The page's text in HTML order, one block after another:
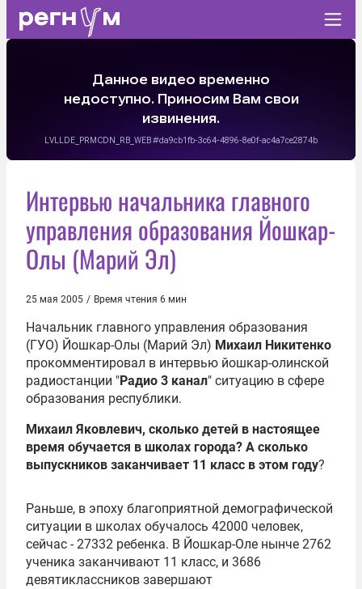
Интервью начальника главного
управления образования Йошкар-
Олы (Марий Эл)
25 мая 2005 / Время чтения 6 мин
Начальник главного управления образования
(ГУО) Йошкар-Олы (Марий Эл) Михаил Никитенко
прокомментировал в интервью йошкар-олинской
радиостанции "Радио 3 канал" ситуацию в сфере
образования республики.
Михаил Яковлевич, сколько детей в настоящее
время обучается в школах города? А сколько
выпускников заканчивает 11 класс в этом году?
Раньше, в эпоху благоприятной демографической
ситуации в школах обучалось 42000 человек,
сейчас - 27332 ребенка. В Йошкар-Оле нынче 2762
ученика заканчивают 11 класс, и 3686
девятиклассников завершают